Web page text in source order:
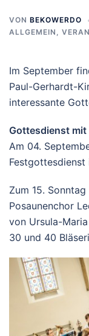
VON BEKOWERDO
ALLGEMEIN ,
Im September
Paul-Gerhardt-
interessante
Gottesdienst
Am 04.
Zum 15.
Posaunenchor
von Ursula-
30 und 40